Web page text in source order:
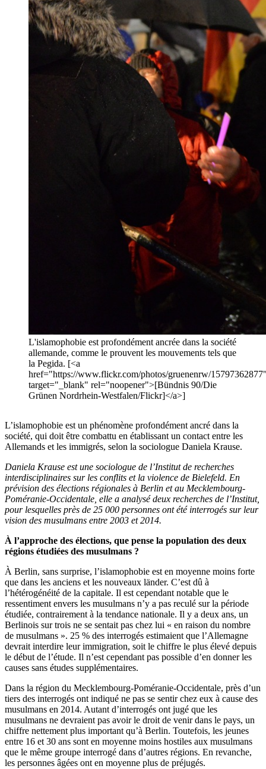
L'islamophobie est profondément ancrée dans la société
allemande, comme le prouvent les mouvements tels que
la Pegida. [<a
href="https://www.flickr.com/photos/gruenenrw/
target="_blank" rel="noopener">[Bündnis 90/Die
Grünen Nordrhein-Westfalen/Flickr]</a>]
L’islamophobie est un phénomène profondément ancré dans la
société, qui doit être combattu en établissant un contact entre les
Allemands et les immigrés, selon la sociologue Daniela Krause.
Daniela Krause est une sociologue de l’Institut de recherches
interdisciplinaires sur les conflits et la violence de Bielefeld. En
prévision des élections régionales à Berlin et au Mecklembourg-
Poméranie-Occidentale, elle a analysé deux recherches de l’Institut,
pour lesquelles près de 25 000 personnes ont été interrogés sur leur
vision des musulmans entre 2003 et 2014.
À l’approche des élections, que pense la population des deux
régions étudiées des musulmans ?
À Berlin, sans surprise, l’islamophobie est en moyenne moins forte
que dans les anciens et les nouveaux länder. C’est dû à
l’hétérogénéité de la capitale. Il est cependant notable que le
ressentiment envers les musulmans n’y a pas reculé sur la période
étudiée, contrairement à la tendance nationale. Il y a deux ans, un
Berlinois sur trois ne se sentait pas chez lui « en raison du nombre
de musulmans ». 25 % des interrogés estimaient que l’Allemagne
devrait interdire leur immigration, soit le chiffre le plus élevé depuis
le début de l’étude. Il n’est cependant pas possible d’en donner les
causes sans études supplémentaires.
Dans la région du Mecklembourg-Poméranie-Occidentale, près d’un
tiers des interrogés ont indiqué ne pas se sentir chez eux à cause des
musulmans en 2014. Autant d’interrogés ont jugé que les
musulmans ne devraient pas avoir le droit de venir dans le pays, un
chiffre nettement plus important qu’à Berlin. Toutefois, les jeunes
entre 16 et 30 ans sont en moyenne moins hostiles aux musulmans
que le même groupe interrogé dans d’autres régions. En revanche,
les personnes âgées ont en moyenne plus de préjugés.